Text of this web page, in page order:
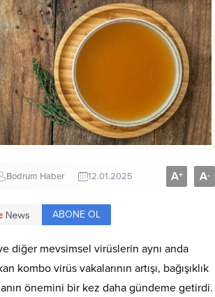
Bodrum Haber 12.01.2025 A+ A-
ABONE OL
diğer mevsimsel virüslerin aynı anda
kombo virüs vakalarının artışı, bağışıklık
önemini bir kez daha gündeme getirdi.